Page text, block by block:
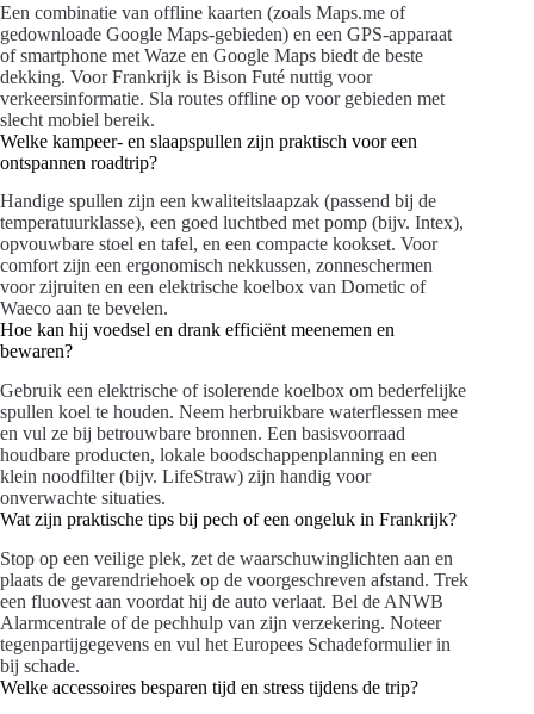
Een combinatie van offline kaarten (zoals Maps.me of
gedownloade Google Maps-gebieden) en een GPS-apparaat
of smartphone met Waze en Google Maps biedt de beste
dekking. Voor Frankrijk is Bison Futé nuttig voor
verkeersinformatie. Sla routes offline op voor gebieden met
slecht mobiel bereik.
Welke kampeer- en slaapspullen zijn praktisch voor een
ontspannen roadtrip?
Handige spullen zijn een kwaliteitslaapzak (passend bij de
temperatuurklasse), een goed luchtbed met pomp (bijv. Intex),
opvouwbare stoel en tafel, en een compacte kookset. Voor
comfort zijn een ergonomisch nekkussen, zonneschermen
voor zijruiten en een elektrische koelbox van Dometic of
Waeco aan te bevelen.
Hoe kan hij voedsel en drank efficiënt meenemen en
bewaren?
Gebruik een elektrische of isolerende koelbox om bederfelijke
spullen koel te houden. Neem herbruikbare waterflessen mee
en vul ze bij betrouwbare bronnen. Een basisvoorraad
houdbare producten, lokale boodschappenplanning en een
klein noodfilter (bijv. LifeStraw) zijn handig voor
onverwachte situaties.
Wat zijn praktische tips bij pech of een ongeluk in Frankrijk?
Stop op een veilige plek, zet de waarschuwinglichten aan en
plaats de gevarendriehoek op de voorgeschreven afstand. Trek
een fluovest aan voordat hij de auto verlaat. Bel de ANWB
Alarmcentrale of de pechhulp van zijn verzekering. Noteer
tegenpartijgegevens en vul het Europees Schadeformulier in
bij schade.
Welke accessoires besparen tijd en stress tijdens de trip?